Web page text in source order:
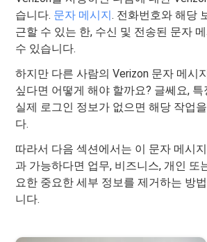
습니다. 문자 메시지. 전화번호와 해당
근할 수 있는 한, 수신 및 전송된 문자
수 있습니다.
하지만 다른 사람의 Verizon 문자 메시
싶다면 어떻게 해야 할까요? 글쎄요, 특
실제 로그인 정보가 없으면 해당 작업
다.
따라서 다음 섹션에서는 이 문자 메시
과 가능하다면 업무, 비즈니스, 개인 또
요한 중요한 세부 정보를 제거하는 방
니다.